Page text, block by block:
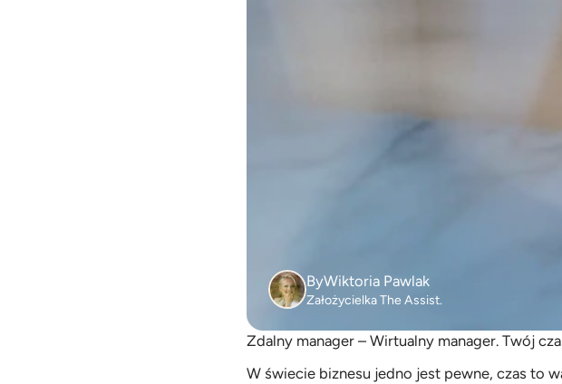
ByWiktoria Pawlak
Założycielka The Assist.
Zdalny manager – Wirtualny manager. Twój
W świecie biznesu jedno jest pewne, czas to